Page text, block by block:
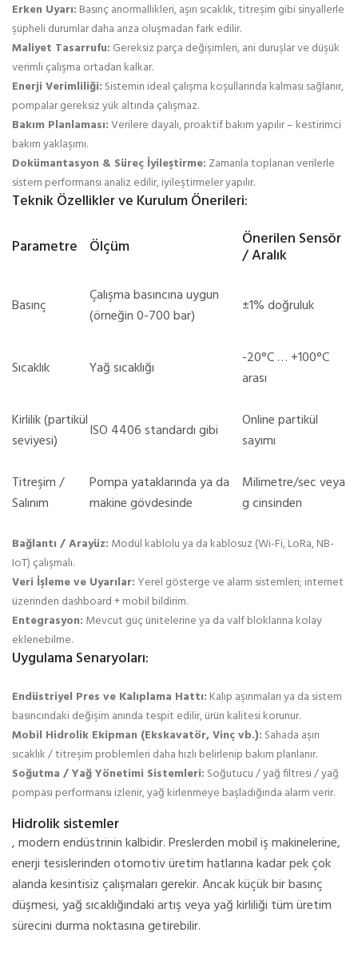
Erken Uyarı: Basınç anormallikleri, aşırı sıcaklık, titreşim gibi sinyallerle
şüpheli durumlar daha arıza oluşmadan fark edilir.
Maliyet Tasarrufu: Gereksiz parça değişimleri, ani duruşlar ve düşük
verimli çalışma ortadan kalkar.
Enerji Verimliliği: Sistemin ideal çalışma koşullarında kalması sağlanır,
pompalar gereksiz yük altında çalışmaz.
Bakım Planlaması:Verilere dayalı, proaktif bakım yapılır – kestirimci
bakım yaklaşımı.
Dokümantasyon & Süreç İyileştirme: Zamanla toplanan verilerle
sistem performansı analiz edilir, iyileştirmeler yapılır.
Teknik Özellikler ve Kurulum Önerileri:
Parametre Ölçüm Önerilen Sensör
/ Aralık
Basınç
Çalışma basıncına uygun
(örneğin 0-700 bar)
±1% doğruluk
Sıcaklık Yağ sıcaklığı
-20°C … +100°C
arası
Kirlilik (partikül
seviyesi)
ISO 4406 standardı gibi
Online partikül
sayımı
Titreşim /
Salınım
Pompa yataklarında ya da
makine gövdesinde
Milimetre/sec veya
g cinsinden
Bağlantı / Arayüz: Modül kablolu ya da kablosuz (Wi-Fi, LoRa, NB-
IoT) çalışmalı.
Veri İşleme ve Uyarılar: Yerel gösterge ve alarm sistemleri; internet
üzerinden dashboard + mobil bildirim.
Entegrasyon: Mevcut güç ünitelerine ya da valf bloklarına kolay
eklenebilme.
Uygulama Senaryoları:
Endüstriyel Pres ve Kalıplama Hattı: Kalıp aşınmaları ya da sistem
basıncındaki değişim anında tespit edilir, ürün kalitesi korunur.
Mobil Hidrolik Ekipman (Ekskavatör, Vinç vb.): Sahada aşırı
sıcaklık / titreşim problemleri daha hızlı belirlenip bakım planlanır.
Soğutma / Yağ Yönetimi Sistemleri: Soğutucu / yağ filtresi / yağ
pompası performansı izlenir, yağ kirlenmeye başladığında alarm verir.
Hidrolik sistemler
, modern endüstrinin kalbidir. Preslerden mobil iş makinelerine,
enerji tesislerinden otomotiv üretim hatlarına kadar pek çok
alanda kesintisiz çalışmaları gerekir. Ancak küçük bir basınç
düşmesi, yağ sıcaklığındaki artış veya yağ kirliliği tüm üretim
sürecini durma noktasına getirebilir.